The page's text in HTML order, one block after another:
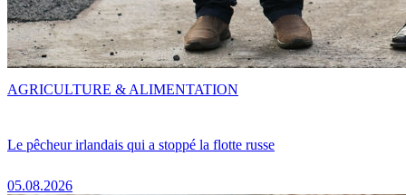
Le pêcheur irlandais qui a stoppé la flotte russe
05.08.2026
AGRICULTURE & ALIMENTATION